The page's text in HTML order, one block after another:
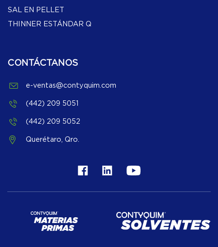
SAL EN PELLET
THINNER ESTÁNDAR Q
CONTÁCTANOS
e-ventas@contyquim.com
(442) 209 5051
(442) 209 5052
Querétaro, Qro.